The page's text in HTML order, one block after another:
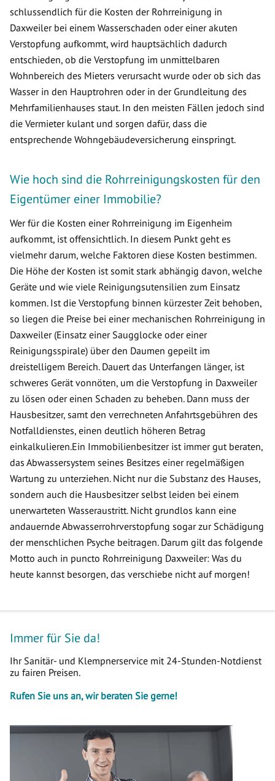
schlussendlich für die Kosten der Rohrreinigung in
Daxweiler bei einem Wasserschaden oder einer akuten
Verstopfung aufkommt, wird hauptsächlich dadurch
entschieden, ob die Verstopfung im unmittelbaren
Wohnbereich des Mieters verursacht wurde oder ob sich das
Wasser in den Hauptrohren oder in der Grundleitung des
Mehrfamilienhauses staut. In den meisten Fällen jedoch sind
die Vermieter kulant und sorgen dafür, dass die
entsprechende Wohngebäudeversicherung einspringt.
Wie hoch sind die Rohrreinigungskosten für den
Eigentümer einer Immobilie?
Wer für die Kosten einer Rohrreinigung im Eigenheim
aufkommt, ist offensichtlich. In diesem Punkt geht es
vielmehr darum, welche Faktoren diese Kosten bestimmen.
Die Höhe der Kosten ist somit stark abhängig davon, welche
Geräte und wie viele Reinigungsutensilien zum Einsatz
kommen. Ist die Verstopfung binnen kürzester Zeit behoben,
so liegen die Preise bei einer mechanischen Rohrreinigung in
Daxweiler (Einsatz einer Saugglocke oder einer
Reinigungsspirale) über den Daumen gepeilt im
dreistelligem Bereich. Dauert das Unterfangen länger, ist
schweres Gerät vonnöten, um die Verstopfung in Daxweiler
zu lösen oder einen Schaden zu beheben. Dann muss der
Hausbesitzer, samt den verrechneten Anfahrtsgebühren des
Notfalldienstes, einen deutlich höheren Betrag
einkalkulieren.Ein Immobilienbesitzer ist immer gut beraten,
das Abwassersystem seines Besitzes einer regelmäßigen
Wartung zu unterziehen. Nicht nur die Substanz des Hauses,
sondern auch die Hausbesitzer selbst leiden bei einem
unerwarteten Wasseraustritt. Nicht grundlos kann eine
andauernde Abwasserrohrverstopfung sogar zur Schädigung
der menschlichen Psyche beitragen. Darum gilt das folgende
Motto auch in puncto Rohrreinigung Daxweiler: Was du
heute kannst besorgen, das verschiebe nicht auf morgen!
Immer für Sie da!
Ihr Sanitär- und Klempnerservice mit 24-Stunden-Notdienst
zu fairen Preisen.
Rufen Sie uns an, wir beraten Sie gerne!